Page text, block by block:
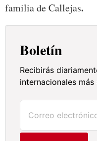
familia de Callejas.
Boletín
Recibirás
internacionales